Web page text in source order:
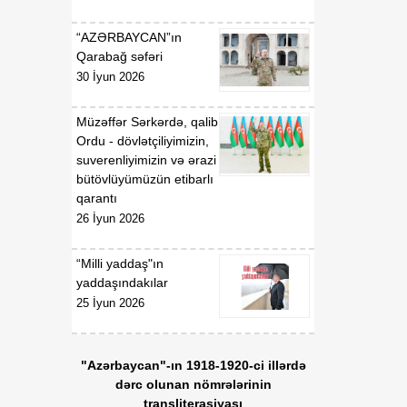
istiqamətində zəruri dövlət
dəstəyinin gücləndirilməsi
və “Azərbaycan
Respublikası adından borc
alınması və zəmanət
təsdiq edilməsi haqqında”
Azərbaycan Respublikası
Prezidentinin 2018-ci il 18
dekabr tarixli 410 nömrəli
Fərmanında dəyişiklik
edilməsi barədə”
Prezidentinin 2023-cü il 9
yanvar tarixli 1957 nömrəli
Fərmanında dəyişiklik
edilməsi haqqında”
yanvar tarixli 578 nömrəli
Fərmanının icrası ilə
“AZƏRBAYCAN”ın
Qarabağ səfəri
30 İyun 2026
Müzəffər Sərkərdə, qalib
Ordu - dövlətçiliyimizin,
suverenliyimizin və ərazi
bütövlüyümüzün etibarlı
qarantı
26 İyun 2026
“Milli yaddaş"ın
yaddaşındakılar
25 İyun 2026
"Azərbaycan"-ın 1918-1920-ci illərdə
dərc olunan nömrələrinin
transliterasiyası